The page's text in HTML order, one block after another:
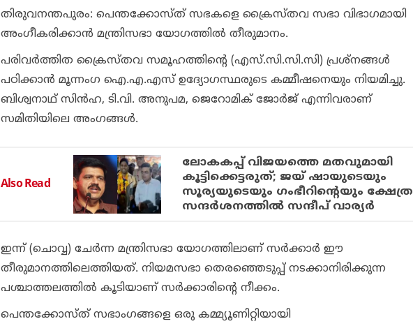
തിരുവനന്തപുരം: പെന്തക്കോസ്ത് സഭകളെ ക്രൈസ്തവ സഭാ വിഭാഗമായി
അംഗീകരിക്കാന്‍ മന്ത്രിസഭാ യോഗത്തില്‍ തീരുമാനം.
പരിവര്‍ത്തിത ക്രൈസ്തവ സമൂഹത്തിന്റെ (എസ്.സി.സി.സി) പ്രശ്‌നങ്ങള്‍
പഠിക്കാന്‍ മൂന്നംഗ ഐ.എ.എസ് ഉദ്യോഗസ്ഥരുടെ കമ്മീഷനെയും നിയമിച്ചു.
ബിശ്വനാഥ് സിന്‍ഹ, ടി.വി. അനുപമ, ജെറോമിക് ജോര്‍ജ് എന്നിവരാണ്
സമിതിയിലെ അംഗങ്ങള്‍.
Also Read
ലോകകപ്പ് വിജയത്തെ മതവുമായി
കൂട്ടിക്കെട്ടരുത്; ജയ് ഷായുടെയും
സൂര്യയുടെയും ഗംഭീറിന്റെയും ക്ഷേത്ര
സന്ദര്‍ശനത്തില്‍ സന്ദീപ് വാര്യര്‍
ഇന്ന് (ചൊവ്വ) ചേര്‍ന്ന മന്ത്രിസഭാ യോഗത്തിലാണ് സര്‍ക്കാര്‍ ഈ
തീരുമാനത്തിലെത്തിയത്. നിയമസഭാ തെരഞ്ഞെടുപ്പ് നടക്കാനിരിക്കുന്ന
പശ്ചാത്തലത്തില്‍ കൂടിയാണ് സര്‍ക്കാരിന്റെ നീക്കം.
പെന്തക്കോസ്ത് സഭാംഗങ്ങളെ ഒരു കമ്മ്യൂണിറ്റിയായി